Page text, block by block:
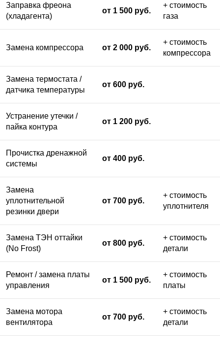
Заправка фреона
(хладагента)
от 1 500 руб.
+ стоимость
газа
Замена компрессора от 2 000 руб.
+ стоимость
компрессора
Замена термостата /
датчика температуры
от 600 руб.
Устранение утечки /
пайка контура
от 1 200 руб.
Прочистка дренажной
системы
от 400 руб.
Замена
уплотнительной
резинки двери
от 700 руб.
+ стоимость
уплотнителя
Замена ТЭН оттайки
(No Frost)
от 800 руб.
+ стоимость
детали
Ремонт / замена платы
управления
от 1 500 руб.
+ стоимость
платы
Замена мотора
вентилятора
от 700 руб.
+ стоимость
детали